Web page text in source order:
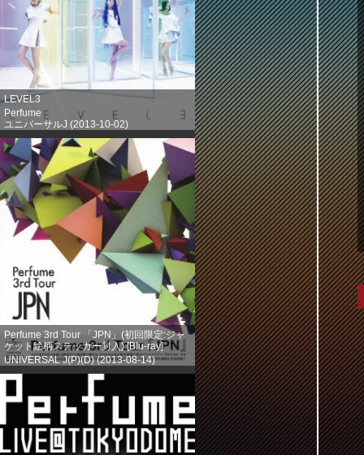
LEVEL3
Perfume
ユニバーサルJ (2013-10-02)
売り上げランキング: 203
Perfume 3rd Tour 「JPN」(初回限定:ジャ
ケット絵柄ステッカー封入) [Blu-ray]
UNIVERSAL J(P)(D) (2013-08-14)
売り上げランキング: 386